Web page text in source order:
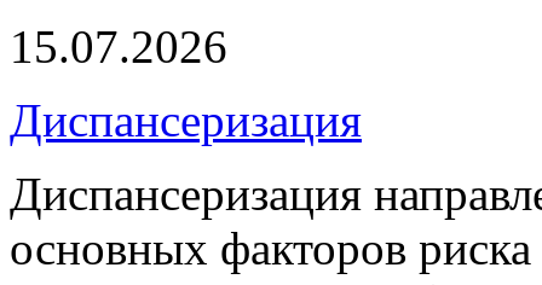
15.07.2026
Диспансеризация
Диспансеризация
основных факторов